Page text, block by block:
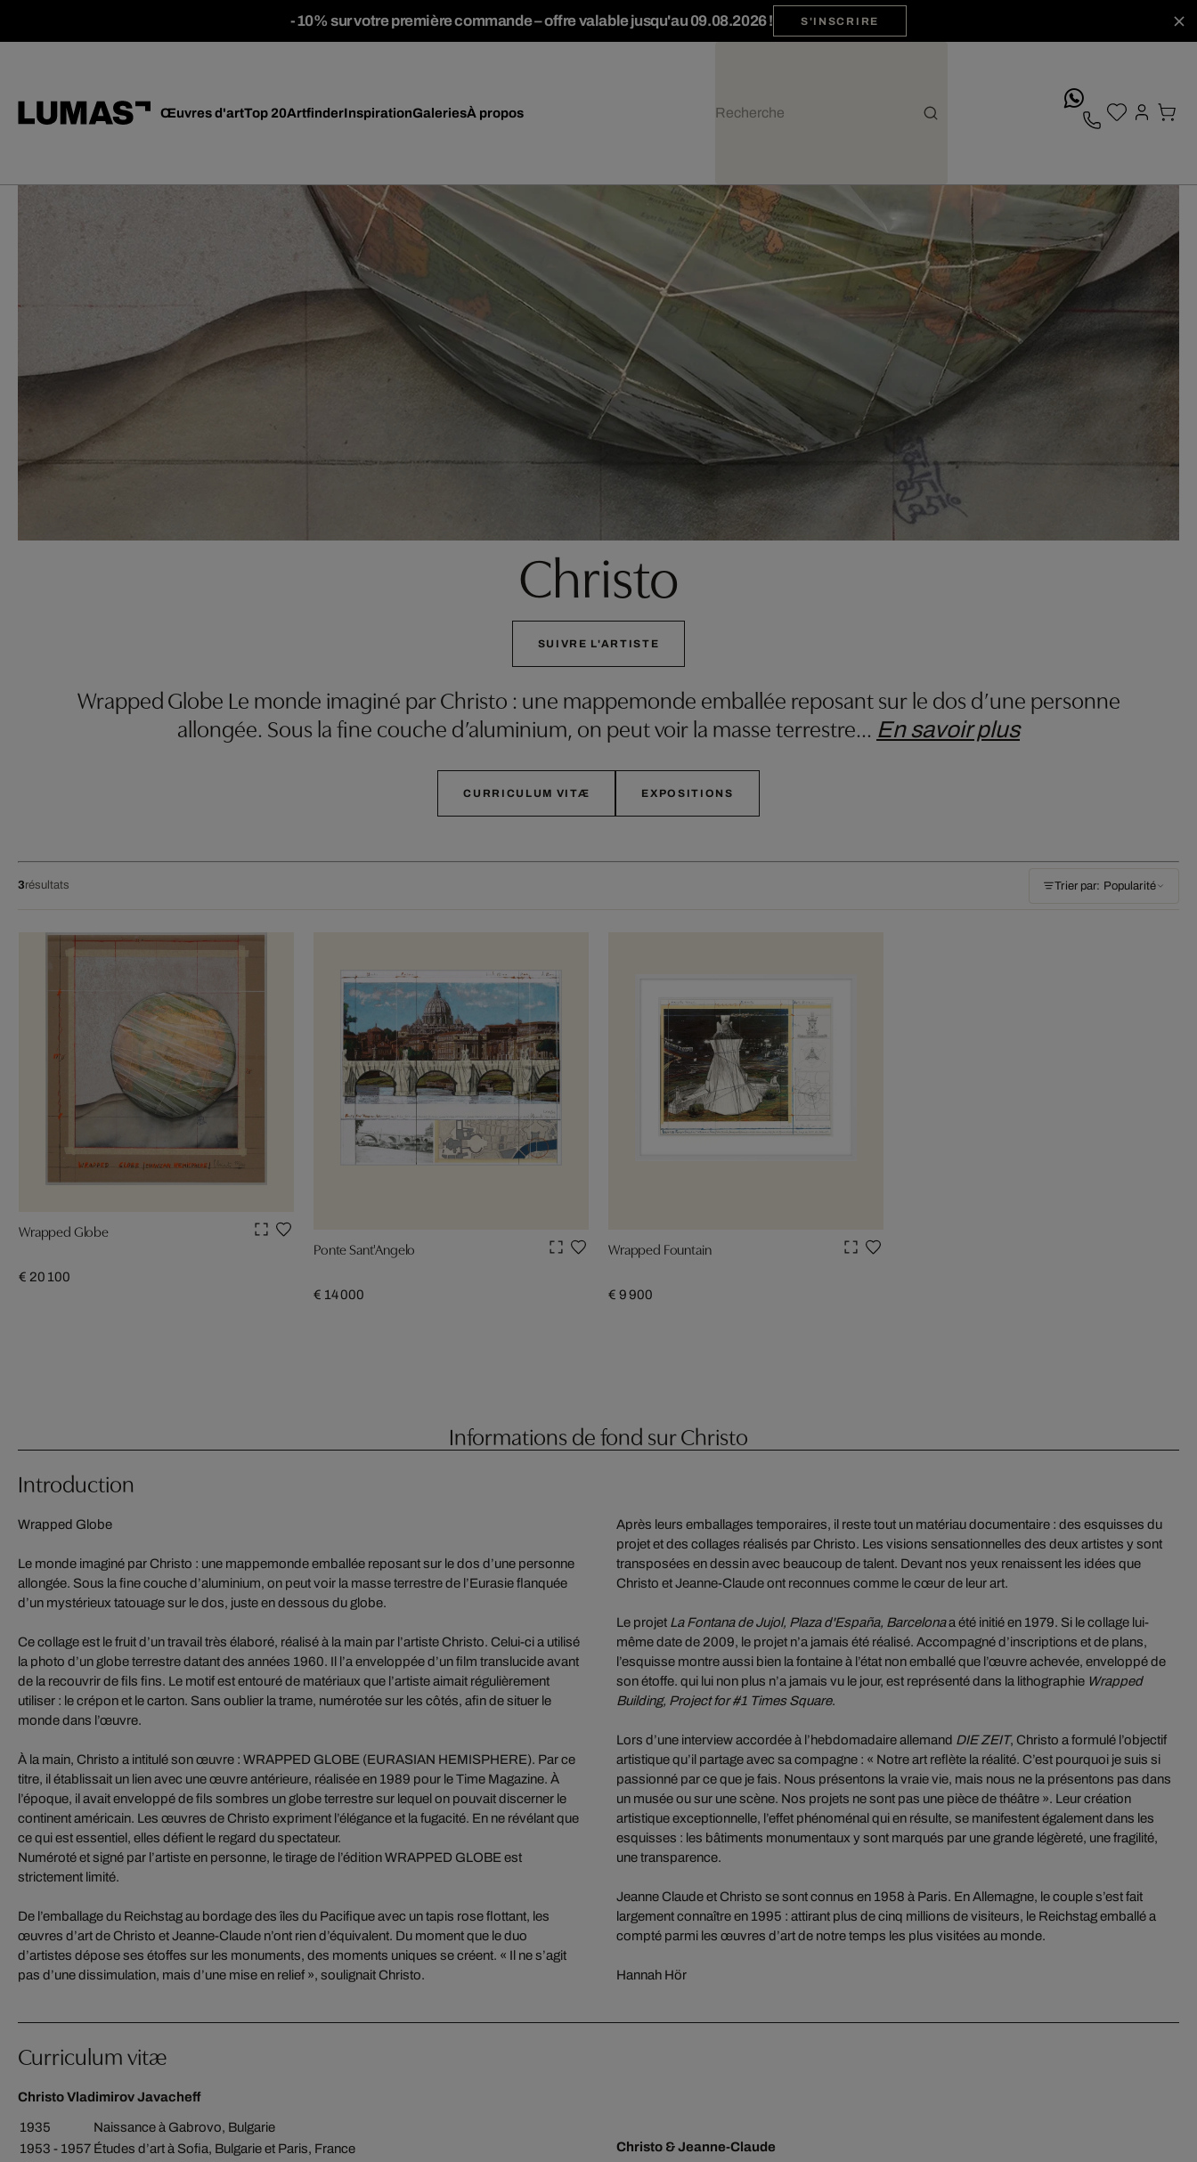
-10% sur votre première commande – offre valable jusqu'au 09.08.2026 ! S'INSCRIRE
Œuvres d'artTop 20ArtfinderInspirationGaleriesÀ propos
Christo
SUIVRE L'ARTISTE
Wrapped Globe Le monde imaginé par Christo : une mappemonde emballée reposant sur le dos d’une personne
allongée. Sous la fine couche d’aluminium, on peut voir la masse terrestre… En savoir plus
CURRICULUM VITÆ EXPOSITIONS
3résultats Trier par: Popularité
Wrapped Globe
€ 20 100
Ponte Sant'Angelo
€ 14 000
Wrapped Fountain
€ 9 900
Informations de fond sur Christo
Introduction
Wrapped Globe
Le monde imaginé par Christo : une mappemonde emballée reposant sur le dos d’une personne
allongée. Sous la fine couche d’aluminium, on peut voir la masse terrestre de l’Eurasie flanquée
d’un mystérieux tatouage sur le dos, juste en dessous du globe.
Ce collage est le fruit d’un travail très élaboré, réalisé à la main par l’artiste Christo. Celui-ci a utilisé
la photo d’un globe terrestre datant des années 1960. Il l’a enveloppée d’un film translucide avant
de la recouvrir de fils fins. Le motif est entouré de matériaux que l’artiste aimait régulièrement
utiliser : le crépon et le carton. Sans oublier la trame, numérotée sur les côtés, afin de situer le
monde dans l’œuvre.
À la main, Christo a intitulé son œuvre : WRAPPED GLOBE (EURASIAN HEMISPHERE). Par ce
titre, il établissait un lien avec une œuvre antérieure, réalisée en 1989 pour le Time Magazine. À
l’époque, il avait enveloppé de fils sombres un globe terrestre sur lequel on pouvait discerner le
continent américain. Les œuvres de Christo expriment l’élégance et la fugacité. En ne révélant que
ce qui est essentiel, elles défient le regard du spectateur.
Numéroté et signé par l’artiste en personne, le tirage de l’édition WRAPPED GLOBE est
strictement limité.
De l’emballage du Reichstag au bordage des îles du Pacifique avec un tapis rose flottant, les
œuvres d’art de Christo et Jeanne-Claude n’ont rien d’équivalent. Du moment que le duo
d’artistes dépose ses étoffes sur les monuments, des moments uniques se créent. « Il ne s’agit
pas d’une dissimulation, mais d’une mise en relief », soulignait Christo.
Après leurs emballages temporaires, il reste tout un matériau documentaire : des esquisses du
projet et des collages réalisés par Christo. Les visions sensationnelles des deux artistes y sont
transposées en dessin avec beaucoup de talent. Devant nos yeux renaissent les idées que
Christo et Jeanne-Claude ont reconnues comme le cœur de leur art.
Le projet La Fontana de Jujol, Plaza d'España, Barcelonaa été initié en 1979. Si le collage lui-
même date de 2009, le projet n’a jamais été réalisé. Accompagné d’inscriptions et de plans,
l’esquisse montre aussi bien la fontaine à l’état non emballé que l’œuvre achevée, enveloppé de
son étoffe. qui lui non plus n’a jamais vu le jour, est représenté dans la lithographie Wrapped
Building, Project for #1 Times Square.
Lors d’une interview accordée à l’hebdomadaire allemand DIE ZEIT, Christo a formulé l’objectif
artistique qu’il partage avec sa compagne : « Notre art reflète la réalité. C’est pourquoi je suis si
passionné par ce que je fais. Nous présentons la vraie vie, mais nous ne la présentons pas dans
un musée ou sur une scène. Nos projets ne sont pas une pièce de théâtre ». Leur création
artistique exceptionnelle, l’effet phénoménal qui en résulte, se manifestent également dans les
esquisses : les bâtiments monumentaux y sont marqués par une grande légèreté, une fragilité,
une transparence.
Jeanne Claude et Christo se sont connus en 1958 à Paris. En Allemagne, le couple s’est fait
largement connaître en 1995 : attirant plus de cinq millions de visiteurs, le Reichstag emballé a
compté parmi les œuvres d’art de notre temps les plus visitées au monde.
Hannah Hör
Curriculum vitæ
Christo Vladimirov Javacheff
1935
Naissance à Gabrovo, Bulgarie
1953 - 1957 Études d’art à Sofia, Bulgarie et Paris, France
Christo & Jeanne-Claude